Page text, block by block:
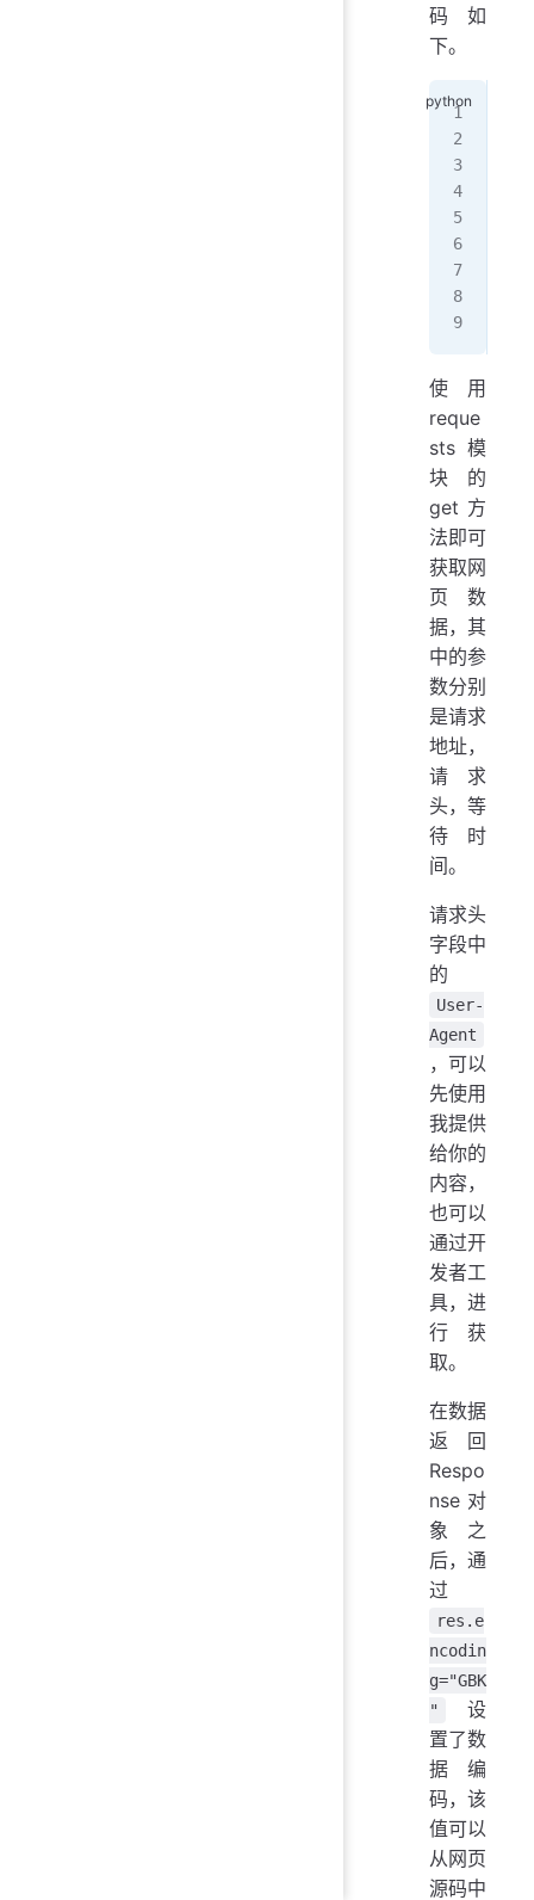
码如
下。
使用
reque
sts 模
块的
get 方
法即可
获取网
页数
据，其
中的参
数分别
是请求
地址，
请求
头，等
待时
间。
请求头
字段中
的
User-
Agent
，可以
先使用
我提供
给你的
内容，
也可以
通过开
发者工
具，进
行获
取。
在数据
返回
Respo
nse 对
象之
后，通
过
res.e
ncodin
g="GBK
"
设
置了数
据编
码，该
值可以
从网页
源码中